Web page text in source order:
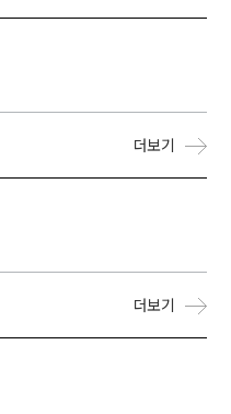
더보기
더보기